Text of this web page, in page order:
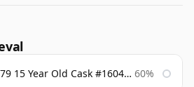
Old Cask #16040 Signatory 60%